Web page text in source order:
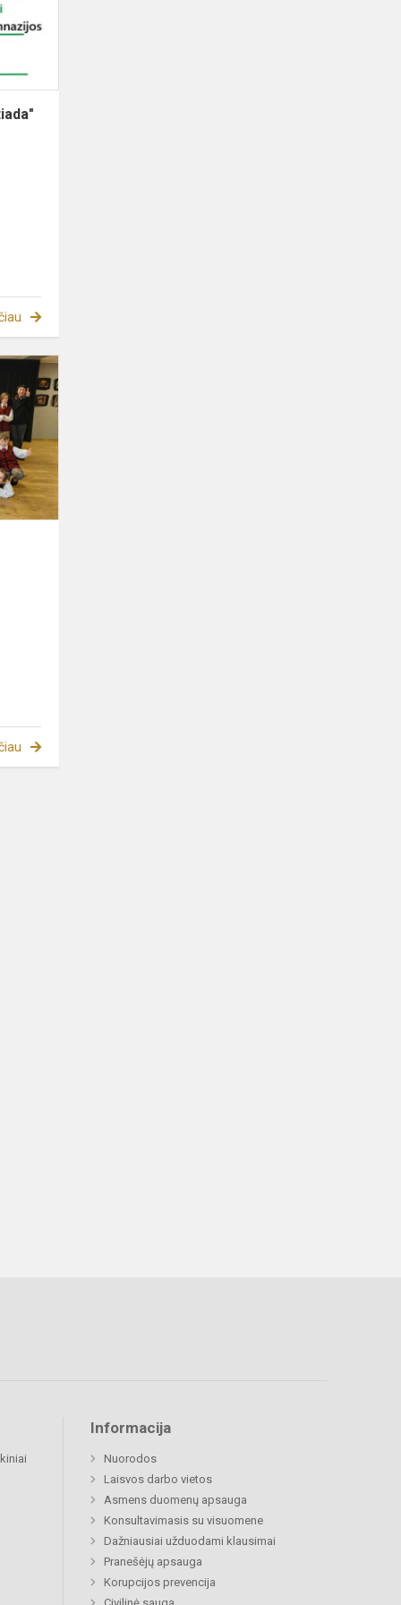
„Viltukas“
dainų
šventės
Informacija
Nuorodos
Laisvos darbo vietos
Asmens duomenų apsauga
Konsultavimasis su visuomene
Dažniausiai užduodami klausimai
Pranešėjų apsauga
Korupcijos prevencija